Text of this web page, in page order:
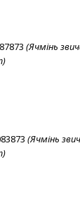
(Ячмінь
(Ячмінь